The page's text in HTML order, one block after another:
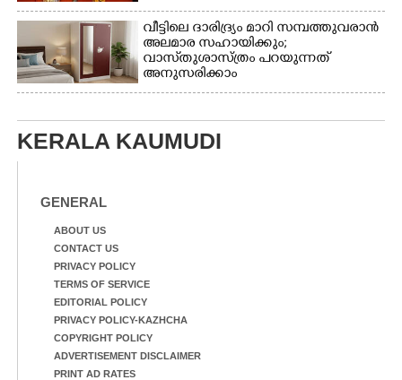
വീട്ടിലെ ദാരിദ്ര്യം മാറി സമ്പത്തുവരാൻ
അലമാര സഹായിക്കും;
വാസ്‌തുശാസ്ത്രം പറയുന്നത്
അനുസരിക്കാം
KERALA KAUMUDI
GENERAL
ABOUT US
CONTACT US
PRIVACY POLICY
TERMS OF SERVICE
EDITORIAL POLICY
PRIVACY POLICY-KAZHCHA
COPYRIGHT POLICY
ADVERTISEMENT DISCLAIMER
PRINT AD RATES